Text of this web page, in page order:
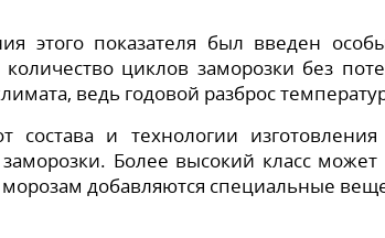
этого показателя был введен
циклов заморозки без
ведь годовой разброс
состава и технологии
Более высокий класс
добавляются специальные